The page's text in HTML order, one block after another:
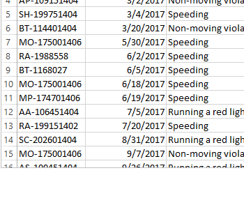
が
開
く
)